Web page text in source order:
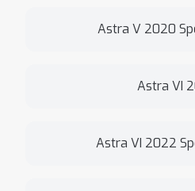
Astra V 2020
Astra VI
Astra VI 2022